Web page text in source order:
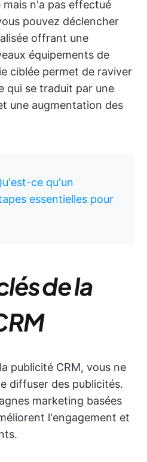
mais n'a pas effectué
pouvez déclencher
offrant une
équipements de
ciblée permet de raviver
qui se traduit par une
une augmentation des
ce qu'un
essentielles pour
de la
publicité CRM, vous ne
diffuser des publicités.
marketing basées
l'engagement et